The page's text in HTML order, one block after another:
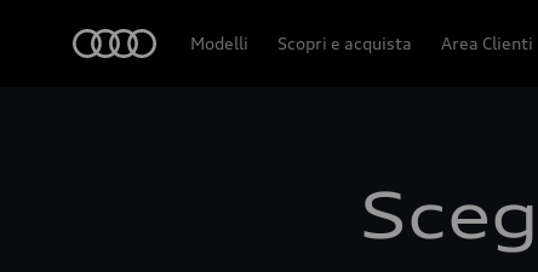
Modelli Scopri e acquista Area Clienti